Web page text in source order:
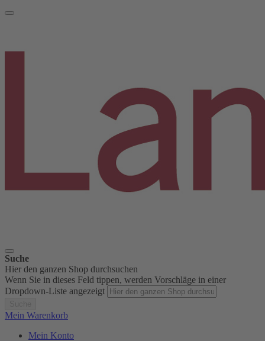
Suche
Hier den ganzen Shop durchsuchen
Wenn Sie in dieses Feld tippen, werden Vorschläge in einer
Dropdown-Liste angezeigt
Mein Warenkorb
Mein Konto